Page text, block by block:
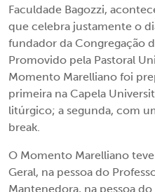
Faculdade Bagozzi,
que celebra justamente o
fundador da Congregação
Promovido pela Pastoral
Momento Marelliano foi
primeira na Capela
litúrgico; a segunda, com
break.
O Momento Marelliano
Geral, na pessoa do
Mantenedora, na pessoa